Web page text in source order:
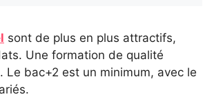
sont de plus en plus attractifs,
Une formation de qualité
Le bac+2 est un minimum, avec le